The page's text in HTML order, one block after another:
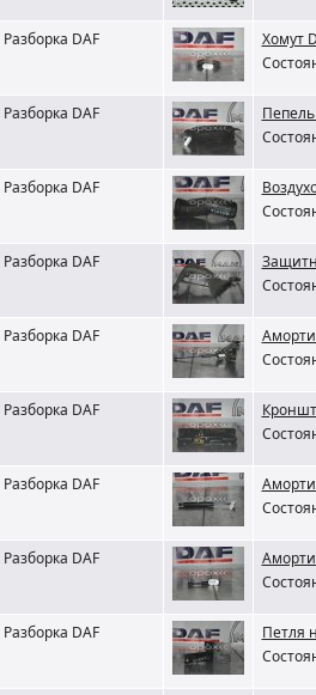
Разборка DAF
Хомут
Разборка DAF
Разборка DAF
Разборка DAF
Разборка DAF
Разборка DAF
Разборка DAF
Разборка DAF
Разборка DAF
Петля